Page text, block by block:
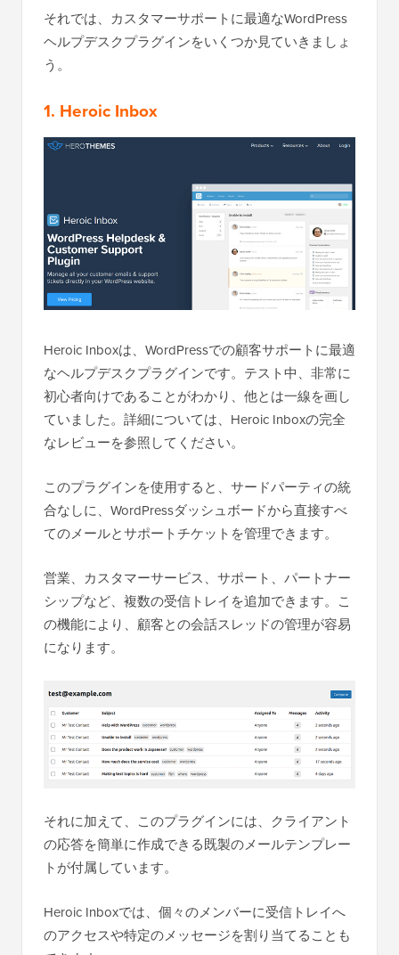
それでは、カスタマーサポートに最適なWordPress
ヘルプデスクプラグインをいくつか見ていきましょ
う。
1. Heroic Inbox
Heroic Inboxは、WordPressでの顧客サポートに最適
なヘルプデスクプラグインです。テスト中、非常に
初心者向けであることがわかり、他とは一線を画し
ていました。詳細については、Heroic Inboxの完全
なレビューを参照してください。
このプラグインを使用すると、サードパーティの統
合なしに、WordPressダッシュボードから直接すべ
てのメールとサポートチケットを管理できます。
営業、カスタマーサービス、サポート、パートナー
シップなど、複数の受信トレイを追加できます。こ
の機能により、顧客との会話スレッドの管理が容易
になります。
それに加えて、このプラグインには、クライアント
の応答を簡単に作成できる既製のメールテンプレー
トが付属しています。
Heroic Inboxでは、個々のメンバーに受信トレイへ
のアクセスや特定のメッセージを割り当てることも